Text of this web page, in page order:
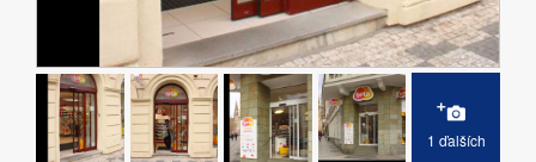
1 ďalších